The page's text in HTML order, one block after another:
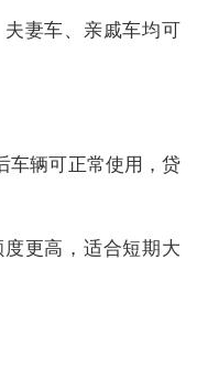
妻车、亲戚车均可
车辆可正常使用，贷
更高，适合短期大